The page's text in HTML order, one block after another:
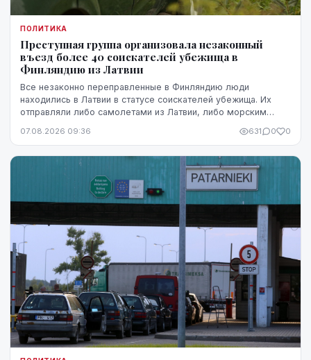
ПОЛИТИКА
Преступная группа организовала незаконный
въезд более 40 соискателей убежища в
Финляндию из Латвии
Все незаконно переправленные в Финляндию люди
находились в Латвии в статусе соискателей убежища. Их
отправляли либо самолетами из Латвии, либо морским
07.08.2026 09:36 631 0 0